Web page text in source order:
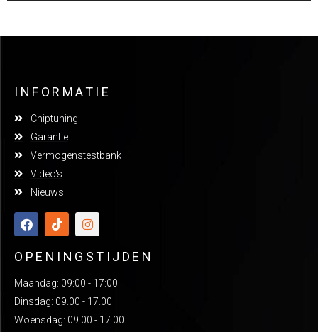
INFORMATIE
Chiptuning
Garantie
Vermogenstestbank
Video's
Nieuws
OPENINGSTIJDEN
Maandag: 09:00 - 17:00
Dinsdag: 09.00 - 17.00
Woensdag: 09.00 - 17.00